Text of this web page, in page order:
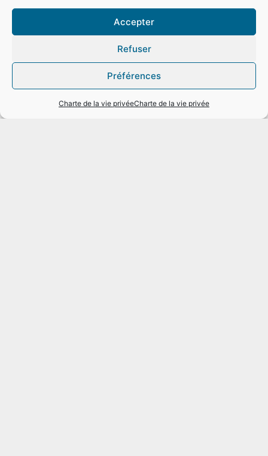
Accepter
Refuser
Préférences
Charte de la vie privéeCharte de la vie privée